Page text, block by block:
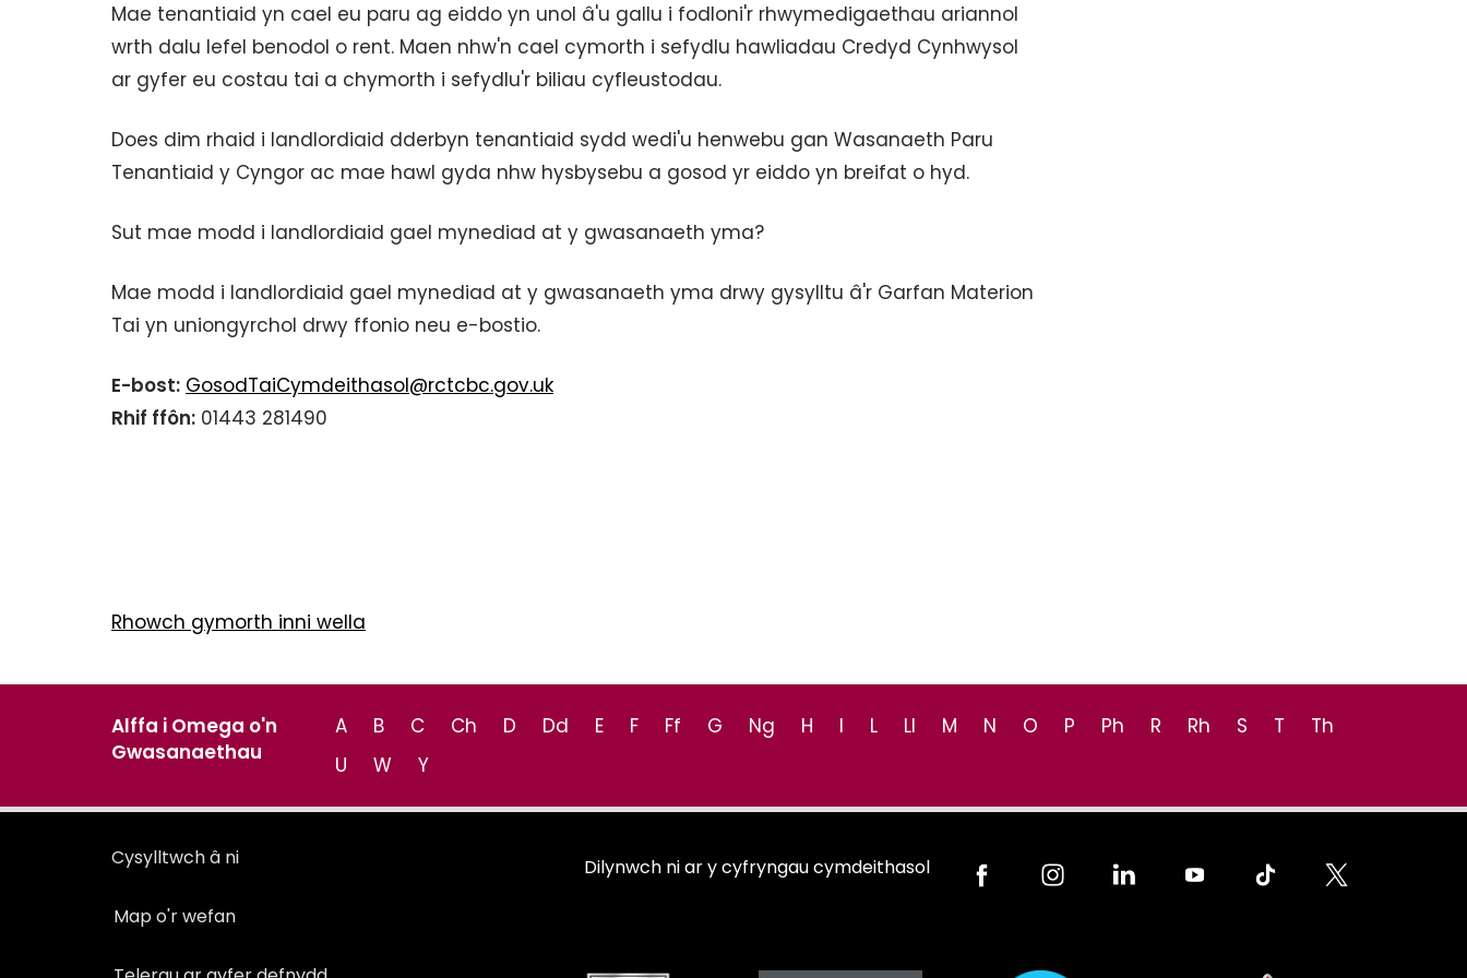
Mae tenantiaid yn cael eu paru ag eiddo yn unol â'u gallu i fodloni'r rhwymedigaethau ariannol
wrth dalu lefel benodol o rent. Maen nhw'n cael cymorth i sefydlu hawliadau Credyd Cynhwysol
ar gyfer eu costau tai a chymorth i sefydlu'r biliau cyfleustodau.
Does dim rhaid i landlordiaid dderbyn tenantiaid sydd wedi'u henwebu gan Wasanaeth Paru
Tenantiaid y Cyngor ac mae hawl gyda nhw hysbysebu a gosod yr eiddo yn breifat o hyd.
Sut mae modd i landlordiaid gael mynediad at y gwasanaeth yma?
Mae modd i landlordiaid gael mynediad at y gwasanaeth yma drwy gysylltu â'r Garfan Materion
Tai yn uniongyrchol drwy ffonio neu e-bostio.
E-bost: GosodTaiCymdeithasol@rctcbc.gov.uk
Rhif ffôn: 01443 281490
Rhowch gymorth inni wella
Alffa i Omega o'n
Gwasanaethau
A B C Ch D Dd E F Ff G Ng H I L Ll M N O P Ph R Rh S T
Th
U
W Y
Cysylltwch â ni
Map o'r wefan
Dilynwch ni ar y cyfryngau cymdeithasol